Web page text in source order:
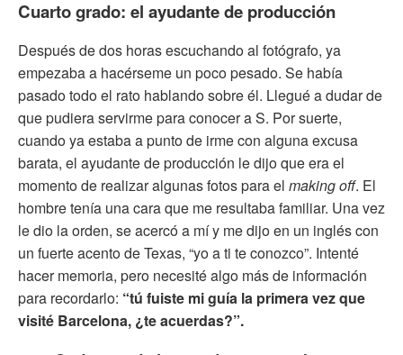
Cuarto grado: el ayudante de producción
Después de dos horas escuchando al fotógrafo, ya
empezaba a hacérseme un poco pesado. Se había
pasado todo el rato hablando sobre él. Llegué a dudar de
que pudiera servirme para conocer a S. Por suerte,
cuando ya estaba a punto de irme con alguna excusa
barata, el ayudante de producción le dijo que era el
momento de realizar algunas fotos para el making off. El
hombre tenía una cara que me resultaba familiar. Una vez
le dio la orden, se acercó a mí y me dijo en un inglés con
un fuerte acento de Texas, “yo a ti te conozco”. Intenté
hacer memoria, pero necesité algo más de información
para recordarlo: “tú fuiste mi guía la primera vez que
visité Barcelona, ¿te acuerdas?”.